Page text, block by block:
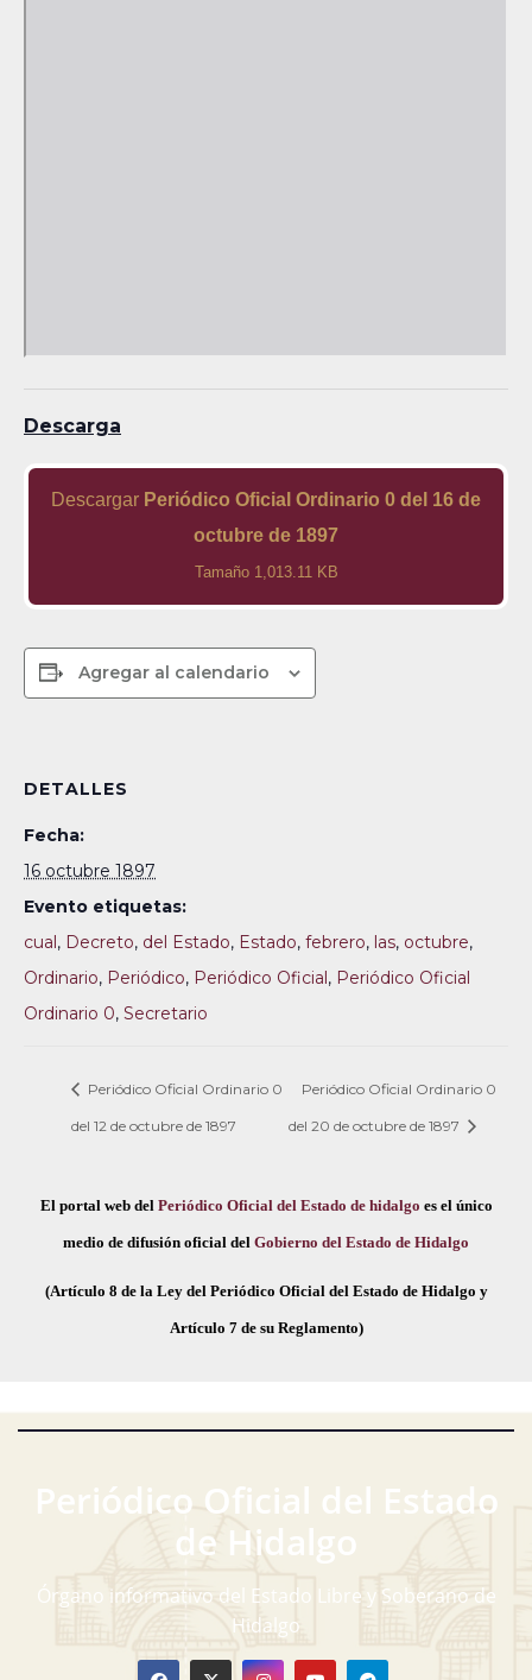
Descarga
Descargar Periódico Oficial Ordinario 0 del 16 de
octubre de 1897
Tamaño 1,013.11 KB
Agregar al calendario
DETALLES
Fecha:
16 octubre 1897
Evento etiquetas:
cual, Decreto, del Estado, Estado, febrero, las, octubre,
Ordinario, Periódico, Periódico Oficial, Periódico Oficial
Ordinario 0, Secretario
Periódico Oficial Ordinario 0
del 12 de octubre de 1897
Periódico Oficial Ordinario 0
del 20 de octubre de 1897
El portal web del Periódico Oficial del Estado de hidalgo es el único
medio de difusión oficial del Gobierno del Estado de Hidalgo
(Artículo 8 de la Ley del Periódico Oficial del Estado de Hidalgo y
Artículo 7 de su Reglamento)
Periódico Oficial del Estado
de Hidalgo
Órgano informativo del Estado Libre y Soberano de
Hidalgo